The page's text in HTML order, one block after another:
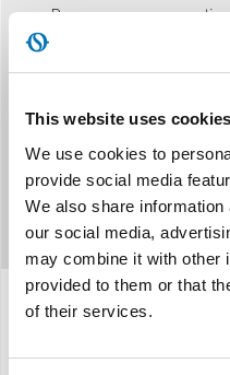
This website uses cookies
We use cookies to
provide social media
We also share
our social media,
may combine it with other
provided to them or that
of their services.
Pour une